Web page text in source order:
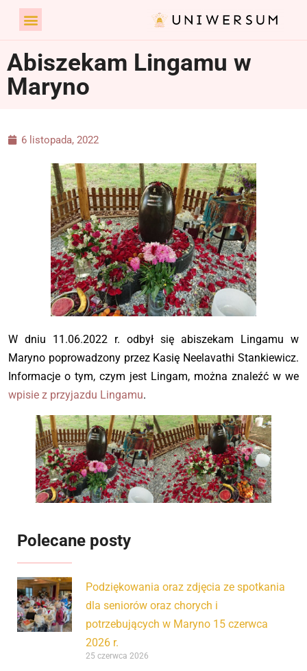
Abiszekam Lingamu w
Maryno
6 listopada, 2022
W dniu 11.06.2022 r. odbył się abiszekam Lingamu w
Maryno poprowadzony przez Kasię Neelavathi Stankiewicz.
Informacje o tym, czym jest Lingam, można znaleźć w we
wpisie z przyjazdu Lingamu.
Polecane posty
Podziękowania oraz zdjęcia ze spotkania
dla seniorów oraz chorych i
potrzebujących w Maryno 15 czerwca
2026 r.
25 czerwca 2026